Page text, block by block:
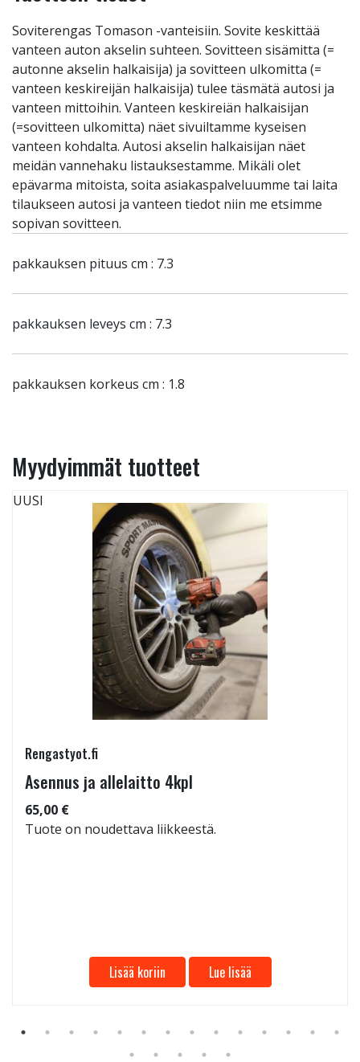
Soviterengas Tomason -vanteisiin. Sovite keskittää
vanteen auton akselin suhteen. Sovitteen sisämitta (=
autonne akselin halkaisija) ja sovitteen ulkomitta (=
vanteen keskireijän halkaisija) tulee täsmätä autosi ja
vanteen mittoihin. Vanteen keskireiän halkaisijan
(=sovitteen ulkomitta) näet sivuiltamme kyseisen
vanteen kohdalta. Autosi akselin halkaisijan näet
meidän vannehaku listauksestamme. Mikäli olet
epävarma mitoista, soita asiakaspalveluumme tai laita
tilaukseen autosi ja vanteen tiedot niin me etsimme
sopivan sovitteen.
pakkauksen pituus cm : 7.3
pakkauksen leveys cm : 7.3
pakkauksen korkeus cm : 1.8
Myydyimmät tuotteet
UUSI
Rengastyot.fi
Asennus ja allelaitto 4kpl
65,00 €
Tuote on noudettava liikkeestä.
Lisää koriin Lue lisää